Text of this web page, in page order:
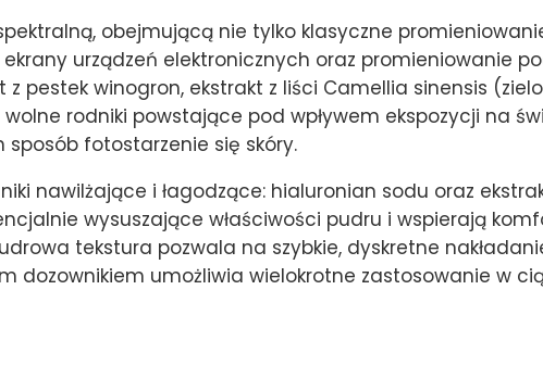
obejmującą nie tylko klasyczne
urządzeń elektronicznych oraz promieniowanie
pestek winogron, ekstrakt z liści Camellia sinensis
wolne rodniki powstające pod wpływem ekspozycji na
fotostarzenie się skóry.
nawilżające i łagodzące: hialuronian sodu oraz
wysuszające właściwości pudru i wspierają
tekstura pozwala na szybkie, dyskretne
dozownikiem umożliwia wielokrotne zastosowanie w